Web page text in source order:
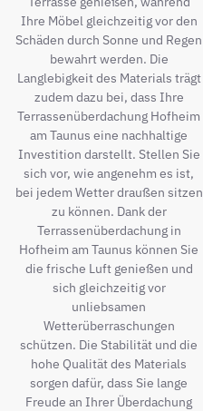
Ihre Möbel gleichzeitig vor den
Schäden durch Sonne und Regen
bewahrt werden. Die
Langlebigkeit des Materials trägt
zudem dazu bei, dass Ihre
Terrassenüberdachung Hofheim
am Taunus eine nachhaltige
Investition darstellt. Stellen Sie
sich vor, wie angenehm es ist,
bei jedem Wetter draußen sitzen
zu können. Dank der
Terrassenüberdachung in
Hofheim am Taunus können Sie
die frische Luft genießen und
sich gleichzeitig vor
unliebsamen
Wetterüberraschungen
schützen. Die Stabilität und die
hohe Qualität des Materials
sorgen dafür, dass Sie lange
Freude an Ihrer Überdachung